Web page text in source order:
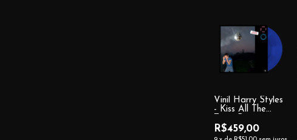
Vinil Harry Styles
- Kiss All The
Occasionally.
[Target Exclusive
R$459,00